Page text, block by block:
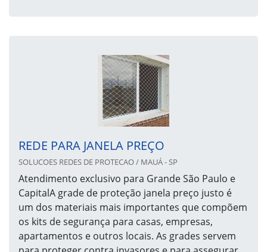
REDE PARA JANELA PREÇO
SOLUCOES REDES DE PROTECAO / MAUÁ - SP
Atendimento exclusivo para Grande São Paulo e
CapitalA grade de proteção janela preço justo é
um dos materiais mais importantes que compõem
os kits de segurança para casas, empresas,
apartamentos e outros locais. As grades servem